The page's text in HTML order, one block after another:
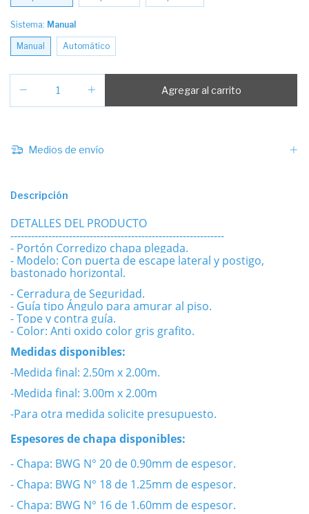
Sistema: Manual
Manual Automático
Medios de envío
Descripción
DETALLES DEL PRODUCTO
--------------------------------------------------------------
- Portón Corredizo chapa plegada.
- Modelo: Con puerta de escape lateral y postigo,
bastonado horizontal.
- Cerradura de Seguridad.
- Guía tipo Ángulo para amurar al piso.
- Tope y contra guía.
- Color: Anti oxido color gris grafito.
Medidas disponibles:
-Medida final: 2.50m x 2.00m.
-Medida final: 3.00m x 2.00m
-Para otra medida solicite presupuesto.
Espesores de chapa disponibles:
- Chapa: BWG N° 20 de 0.90mm de espesor.
- Chapa: BWG N° 18 de 1.25mm de espesor.
- Chapa: BWG N° 16 de 1.60mm de espesor.